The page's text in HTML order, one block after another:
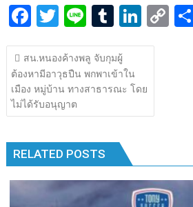
b
o
o
k
er bl
r
e
dI
y
F
ac
e
b
o
o
k
T
w
itt
er
Li
n
e
T
u
m
bl
Li
n
e
n
C
แนะแนว
เรื่อง
สน.หนองค้างพลู จับกุมผู้
ต้องหามีอาวุธปืน พกพาเข้าใน
เมือง หมู่บ้าน ทางสาธารณะ โดย
ไม่ได้รับอนุญาต
RELATED POSTS